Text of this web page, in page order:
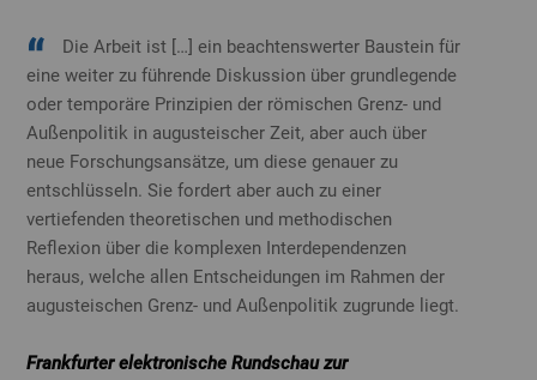
Die Arbeit ist […] ein beachtenswerter Baustein für
eine weiter zu führende Diskussion über grundlegende
oder temporäre Prinzipien der römischen Grenz- und
Außenpolitik in augusteischer Zeit, aber auch über
neue Forschungsansätze, um diese genauer zu
entschlüsseln. Sie fordert aber auch zu einer
vertiefenden theoretischen und methodischen
Reflexion über die komplexen Interdependenzen
heraus, welche allen Entscheidungen im Rahmen der
augusteischen Grenz- und Außenpolitik zugrunde liegt.
Frankfurter elektronische Rundschau zur